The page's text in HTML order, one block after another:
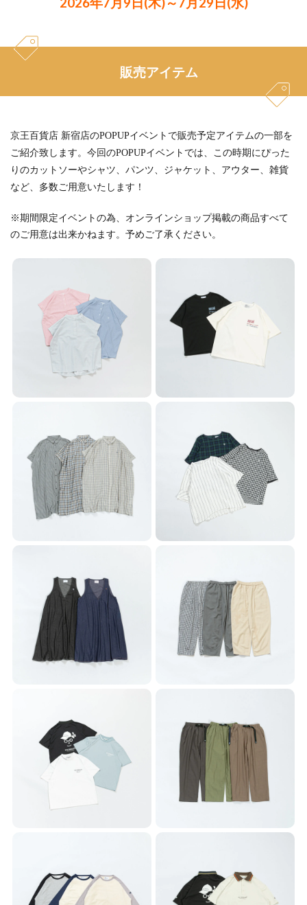
販売アイテム
京王百貨店 新宿店のPOPUPイベントで販売予定アイテムの一部を
ご紹介致します。今回のPOPUPイベントでは、この時期にぴった
りのカットソーやシャツ、パンツ、ジャケット、アウター、雑貨
など、多数ご用意いたします！
※期間限定イベントの為、オンラインショップ掲載の商品すべて
のご用意は出来かねます。予めご了承ください。